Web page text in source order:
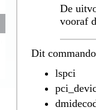
De
vooraf
Dit
lspci